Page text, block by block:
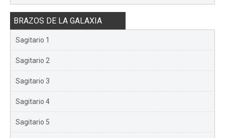
BRAZOS DE LA GALAXIA
Sagitario 1
Sagitario 2
Sagitario 3
Sagitario 4
Sagitario 5